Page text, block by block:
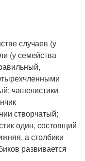
случаев (у
(у семейства
чашелистики
створчатый;
один, состоящий
а столбики
развивается